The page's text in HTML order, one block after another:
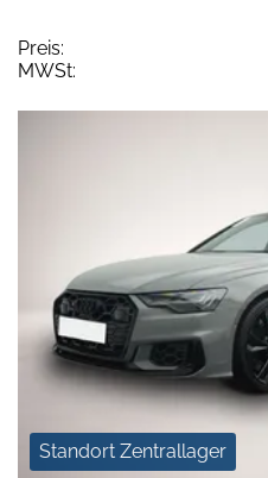
Preis:
MWSt:
Standort Zentrallager